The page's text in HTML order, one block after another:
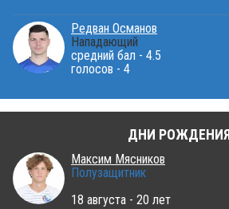
Редван Османов
Нападающий
средний бал - 4.5
голосов - 4
ДНИ РОЖДЕНИЯ
Максим Мясников
Полузащитник
18 августа - 20 лет